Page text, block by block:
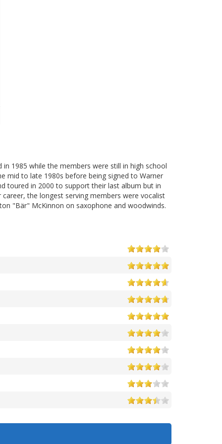
1985 while the members were still in high school
mid to late 1980s before being signed to Warner
toured in 2000 to support their last album but in
the longest serving members were vocalist
"Bär" McKinnon on saxophone and woodwinds.